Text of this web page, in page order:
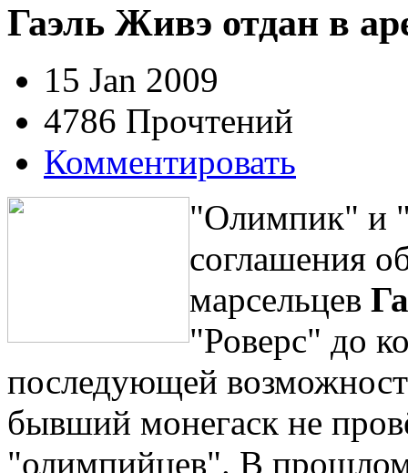
Гаэль Живэ отдан в
15 Jan 2009
4786 Прочтений
Комментировать
"Олимпик" и
соглашения
марсельцев
"Роверс" до
последующей
бывший монегаск не
"олимпийцев". В